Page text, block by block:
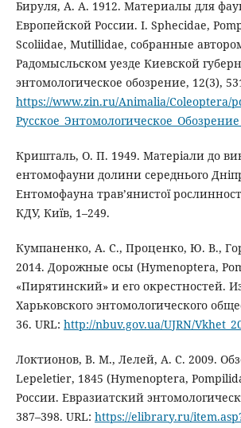
Бируля, А. А. 1912. Материалы для
Европейской России. I. Sphecidae,
Scoliidae, Mutillidae, собранные
Радомысльском уезде Киевской
энтомологическое обозрение, 12(3),
https://www.zin.ru/Animalia/Coleoptera/
Кришталь, О. П. 1949. Матеріали до
ентомофауни долини середнього
Ентомофауна трав’янистої
КДУ, Київ, 1–249.
Кумпаненко, А. С., Проценко, Ю. В.,
2014. Дорожные осы (Hymenoptera,
«Пирятинский» и его окрестностей.
Харьковского энтомологического
36. URL: http://nbuv.gov.ua/UJRN/
Локтионов, В. М., Лелей, А. С. 2009.
Lepeletier, 1845 (Hymenoptera,
России. Евразиатский
387–398. URL: https://elibrary.ru/